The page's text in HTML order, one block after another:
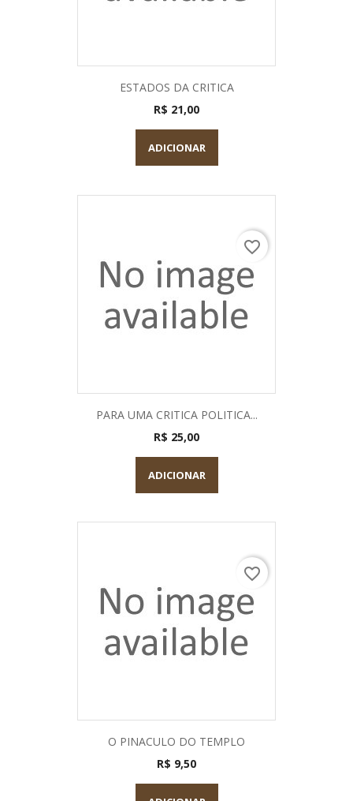
ESTADOS DA CRITICA
R$ 21,00
ADICIONAR
PARA UMA CRITICA POLITICA...
R$ 25,00
ADICIONAR
favorite_border
O PINACULO DO TEMPLO
R$ 9,50
favorite_border